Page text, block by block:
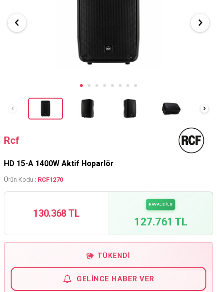
Rcf
HD 15-A 1400W Aktif Hoparlör
Ürün Kodu : RCF1270
130.368 TL
HAVALE İLE
127.761 TL
TÜKENDI
GELINCE HABER VER